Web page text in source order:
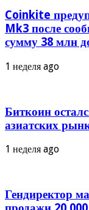
Coinkite
Mk3 после
сумму 38 млн
1 неделя ago
Биткоин
азиатских
1 неделя ago
Гендиректор